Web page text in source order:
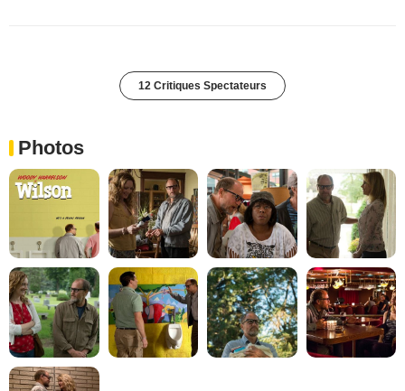
12 Critiques Spectateurs
Photos